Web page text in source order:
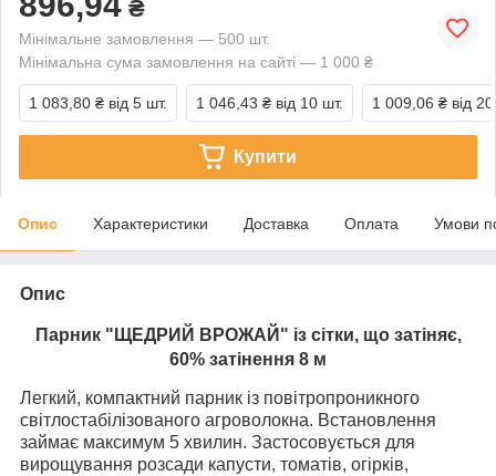
₴
Мінімальне замовлення — 500 шт.
Мінімальна сума замовлення на сайті — 1 000 ₴
1 083,80 ₴ від 5 шт. 1 046,43 ₴ від 10 шт. 1 009,06 ₴ від
Купити
Опис Характеристики Доставка Оплата Умови
Опис
Парник "ЩЕДРИЙ ВРОЖАЙ" із сітки, що затіняє,
60% затінення 8 м
Легкий, компактний парник із повітропроникного
світлостабілізованого агроволокна. Встановлення
займає максимум 5 хвилин. Застосовується для
вирощування розсади капусти, томатів, огірків,